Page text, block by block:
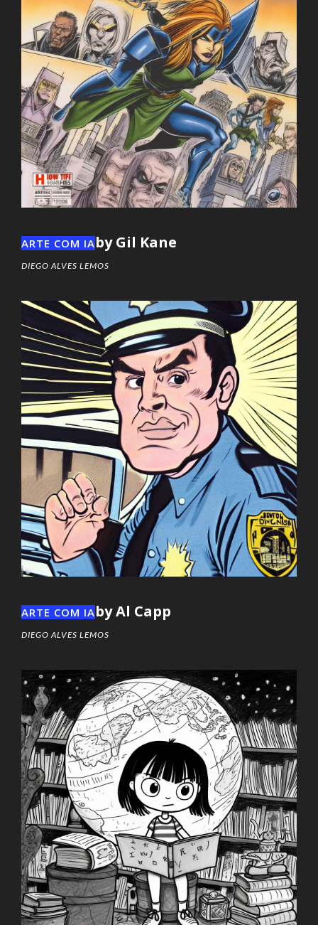
ARTE COM IAby Gil Kane
DIEGO ALVES LEMOS
ARTE COM IAby Al Capp
DIEGO ALVES LEMOS